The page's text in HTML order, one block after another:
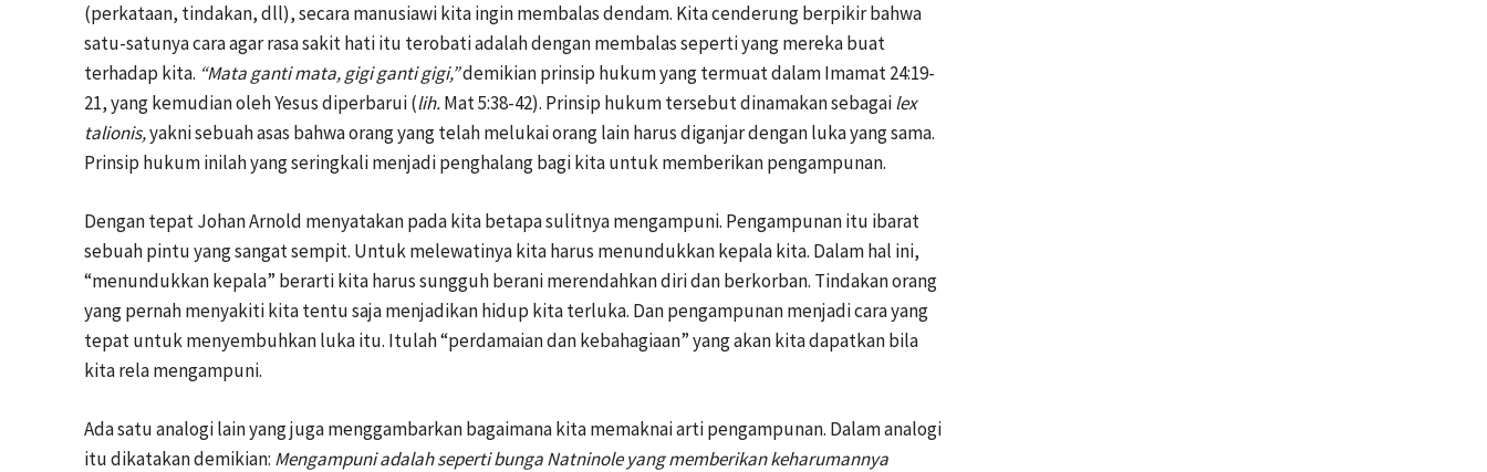
(perkataan, tindakan, dll), secara manusiawi kita ingin membalas dendam. Kita cenderung berpikir bahwa
satu-satunya cara agar rasa sakit hati itu terobati adalah dengan membalas seperti yang mereka buat
terhadap kita. “Mata ganti mata, gigi ganti gigi,”demikian prinsip hukum yang termuat dalam Imamat 24:19-
21, yang kemudian oleh Yesus diperbarui (lih.Mat 5:38-42). Prinsip hukum tersebut dinamakan sebagailex
talionis,yakni sebuah asas bahwa orang yang telah melukai orang lain harus diganjar dengan luka yang sama.
Prinsip hukum inilah yang seringkali menjadi penghalang bagi kita untuk memberikan pengampunan.
Dengan tepat Johan Arnold menyatakan pada kita betapa sulitnya mengampuni. Pengampunan itu ibarat
sebuah pintu yang sangat sempit. Untuk melewatinya kita harus menundukkan kepala kita. Dalam hal ini,
“menundukkan kepala” berarti kita harus sungguh berani merendahkan diri dan berkorban. Tindakan orang
yang pernah menyakiti kita tentu saja menjadikan hidup kita terluka. Dan pengampunan menjadi cara yang
tepat untuk menyembuhkan luka itu. Itulah “perdamaian dan kebahagiaan” yang akan kita dapatkan bila
kita rela mengampuni.
Ada satu analogi lain yang juga menggambarkan bagaimana kita memaknai arti pengampunan. Dalam analogi
itu dikatakan demikian: Mengampuni adalah seperti bunga Natninole yang memberikan keharumannya